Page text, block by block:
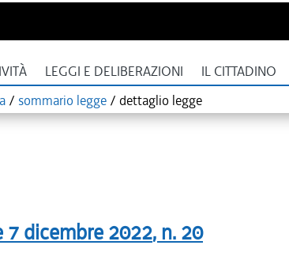
LEGGI E DELIBERAZIONI IL CITTADINO
/ sommario legge / dettaglio legge
7 dicembre 2022, n. 20